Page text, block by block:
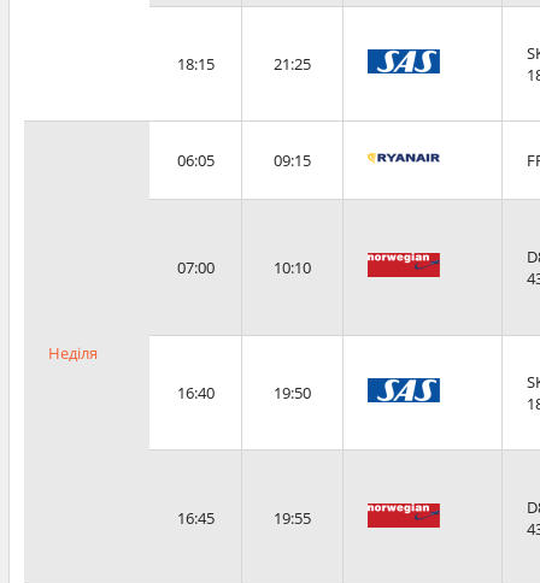
18:15 21:25
Неділя
06:05 09:15
07:00 10:10
16:40 19:50
16:45 19:55